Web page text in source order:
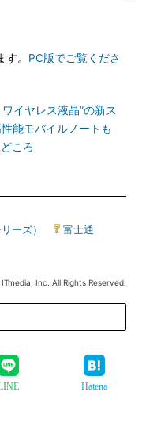
。 PC版でご覧くださ
イヤレス液晶”の新ス
能モバイルノートも
ころ
ーズ）
富士通
Inc. All Rights Reserved.
Hatena